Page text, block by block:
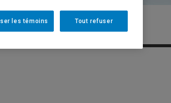
Tout refuser
les témoins